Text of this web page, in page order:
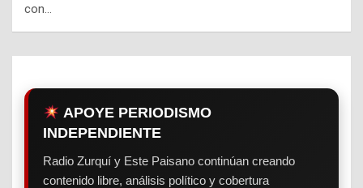
con…
APOYE PERIODISMO
INDEPENDIENTE
Radio Zurquí y Este Paisano continúan creando
contenido libre, análisis político y cobertura